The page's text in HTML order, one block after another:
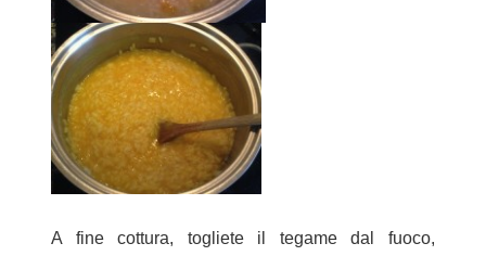
A fine cottura, togliete il tegame dal fuoco,